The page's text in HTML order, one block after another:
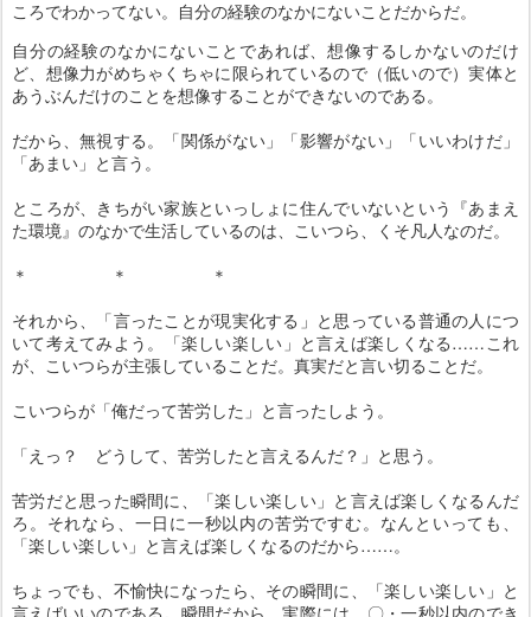
ころでわかってない。自分の経験のなかにないことだからだ。
自分の経験のなかにないことであれば、想像するしかないのだけ
ど、想像力がめちゃくちゃに限られているので（低いので）実体と
あうぶんだけのことを想像することができないのである。
だから、無視する。「関係がない」「影響がない」「いいわけだ」
「あまい」と言う。
ところが、きちがい家族といっしょに住んでいないという『あまえ
た環境』のなかで生活しているのは、こいつら、くそ凡人なのだ。
＊ ＊ ＊
それから、「言ったことが現実化する」と思っている普通の人につ
いて考えてみよう。「楽しい楽しい」と言えば楽しくなる……これ
が、こいつらが主張していることだ。真実だと言い切ることだ。
こいつらが「俺だって苦労した」と言ったしよう。
「えっ？ どうして、苦労したと言えるんだ？」と思う。
苦労だと思った瞬間に、「楽しい楽しい」と言えば楽しくなるんだ
ろ。それなら、一日に一秒以内の苦労ですむ。なんといっても、
「楽しい楽しい」と言えば楽しくなるのだから……。
ちょっでも、不愉快になったら、その瞬間に、「楽しい楽しい」と
言えばいいのである。瞬間だから、実際には、〇・一秒以内のでき